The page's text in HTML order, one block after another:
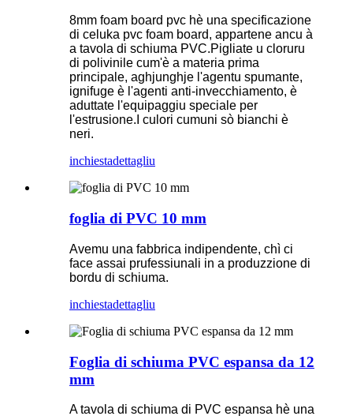
8mm foam board pvc hè una specificazione
di celuka pvc foam board, appartene ancu à
a tavola di schiuma PVC.Pigliate u cloruru
di polivinile cum'è a materia prima
principale, aghjunghje l'agentu spumante,
ignifuge è l'agenti anti-invecchiamento, è
aduttate l'equipaggiu speciale per
l'estrusione.I culori cumuni sò bianchi è
neri.
inchiestadettagliu
foglia di PVC 10 mm
Avemu una fabbrica indipendente, chì ci
face assai prufessiunali in a produzzione di
bordu di schiuma.
inchiestadettagliu
Foglia di schiuma PVC espansa da 12
mm
A tavola di schiuma di PVC espansa hè una